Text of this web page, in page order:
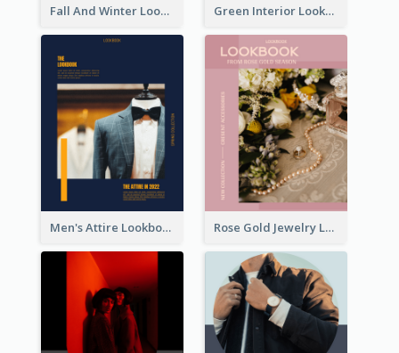
Fall And Winter Lookbook Green Interior Lookbook
Men's Attire Lookbook Rose Gold Jewelry Lookbook